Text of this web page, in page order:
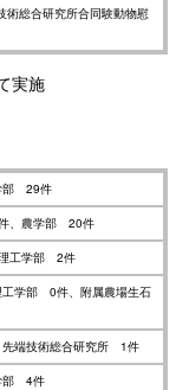
術総合研究所合同験動物慰
実施
部 29件
、農学部 20件
工学部 2件
学部 0件、附属農場生石
端技術総合研究所 1件
部 4件